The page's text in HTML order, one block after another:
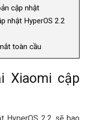
cập nhật
nhật HyperOS 2.2
toàn cầu
Xiaomi cập